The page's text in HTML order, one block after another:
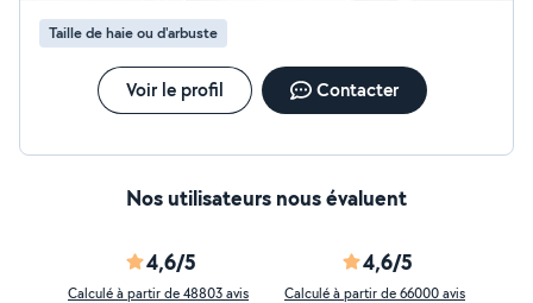
Taille de haie ou d'arbuste
Voir le profil Contacter
Nos utilisateurs nous évaluent
4,6/5
Calculé à partir de 48803 avis
4,6/5
Calculé à partir de 66000 avis